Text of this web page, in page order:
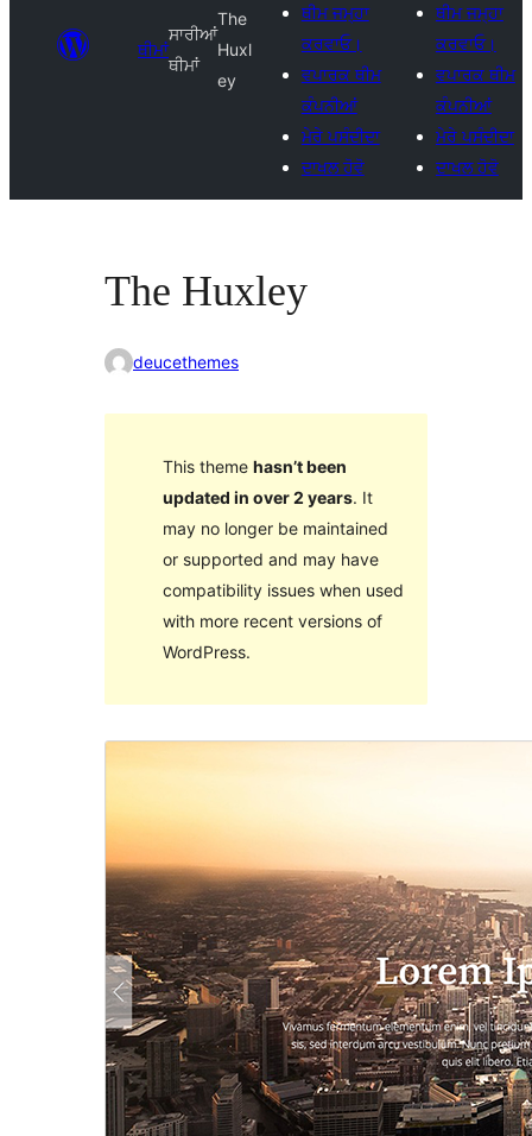
ਥੀਮਾਂ
ਸਾਰੀਆਂ
ਥੀਮਾਂ
The
Huxl
ey
ਥੀਮ ਜਮ੍ਹਾ
ਕਰਵਾਓ।
ਵਪਾਰਕ ਥੀਮ
ਕੰਪਨੀਆਂ
ਮੇਰੇ ਪਸੰਦੀਦਾ
ਦਾਖਲ ਹੋਵੋ
ਥੀਮ ਜਮ੍ਹਾ
ਕਰਵਾਓ।
ਵਪਾਰਕ ਥੀਮ
ਕੰਪਨੀਆਂ
ਮੇਰੇ ਪਸੰਦੀਦਾ
ਦਾਖਲ ਹੋਵੋ
The Huxley
deucethemes
This theme hasn’t been
updated in over 2 years. It
may no longer be maintained
or supported and may have
compatibility issues when used
with more recent versions of
WordPress.